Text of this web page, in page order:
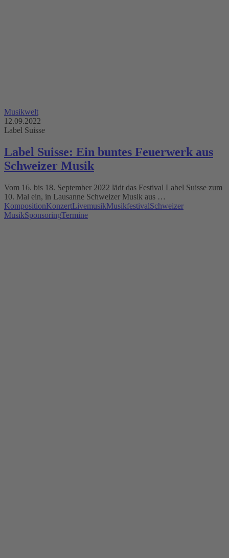
Musikwelt
12.09.2022
Label Suisse
Label Suisse: Ein buntes Feuerwerk aus
Schweizer Musik
Vom 16. bis 18. September 2022 lädt das Festival Label Suisse zum
10. Mal ein, in Lausanne Schweizer Musik aus …
KompositionKonzertLivemusikMusikfestivalSchweizer
MusikSponsoringTermine